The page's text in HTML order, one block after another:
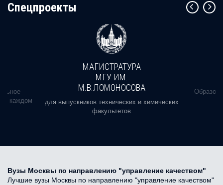
Cпецпроекты
в каждом
МАГИСТРАТУРА
МГУ ИМ.
М.В.ЛОМОНОСОВА
для выпускников технических и химических
факультетов
Вузы Москвы по направлению "управление качеством"
Лучшие вузы Москвы по направлению "управление качеством"